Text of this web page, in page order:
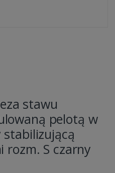
stawu
pelotą w
stabilizującą
rozm. S czarny